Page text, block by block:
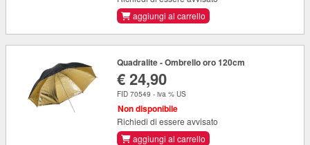
aggiungi al carrello
Quadralite - Ombrello oro 120cm
€ 24,90
FID 70549 - iva % US
Non disponibile
Richiedi di essere avvisato
aggiungi al carrello